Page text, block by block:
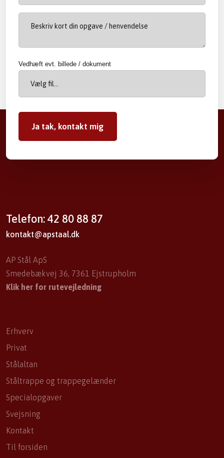
Vedhæft evt. billede / dokument
Telefon: 42 80 88 87
kontakt@apstaal.dk
AP Stål ApS
Smedebækvej 36, 7361 Ejstrupholm
Klik her for rutevejledning
Erhverv
Privat
Stålaltan
Ståltrappe og trappegelænder
Specialopgaver
Svejsning
Kontakt
Til forsiden